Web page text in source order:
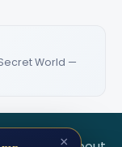
World —
×